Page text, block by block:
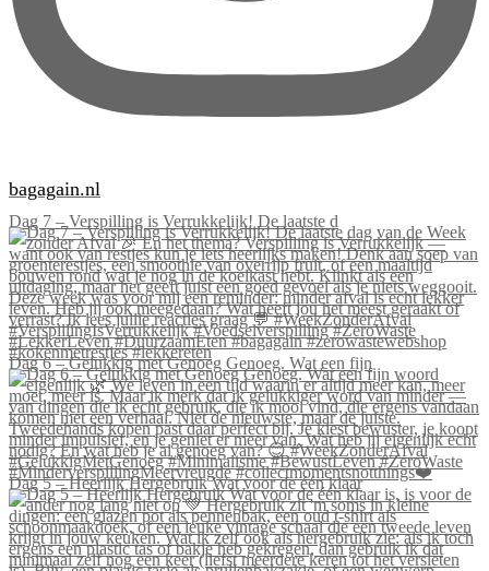
bagagain.nl
Dag 7 – Verspilling is Verrukkelijk! De laatste d
Dag 6 – Gelukkig met Genoeg Genoeg. Wat een fijn
Dag 5 – Heerlijk Hergebruik Wat voor de één klaar